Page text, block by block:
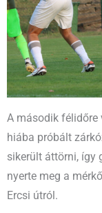
A második félidőre
hiába próbált
sikerült áttörni, így
nyerte meg a
Ercsi útról.